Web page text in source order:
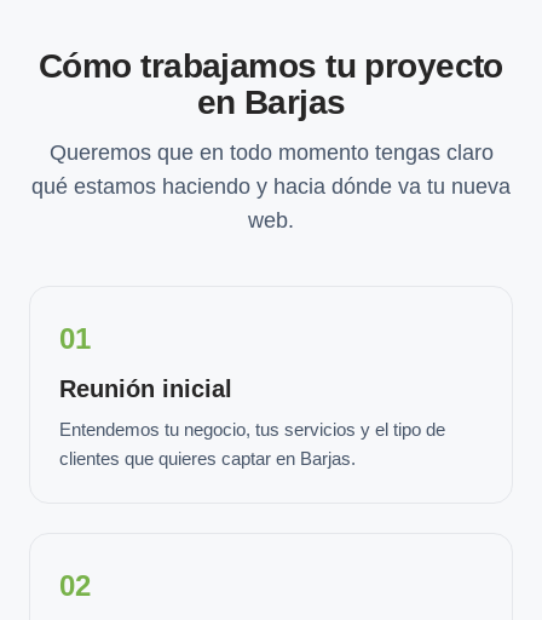
Cómo trabajamos tu proyecto
en Barjas
Queremos que en todo momento tengas claro
qué estamos haciendo y hacia dónde va tu nueva
web.
01
Reunión inicial
Entendemos tu negocio, tus servicios y el tipo de
clientes que quieres captar en Barjas.
02